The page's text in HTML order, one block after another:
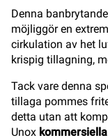
Denna
möjliggör en
cirkulation av het
krispig tillagning,
Tack vare denna
tillaga pommes
detta utan att
Unox